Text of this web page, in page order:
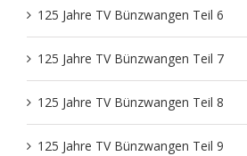
Handball Senioren – Volleyball Mixed
STB-LIGA
Medien
125 Jahre TV Bünzwangen Teil 6
125 Jahre TV Bünzwangen Teil 7
125 Jahre TV Bünzwangen Teil 8
125 Jahre TV Bünzwangen Teil 9